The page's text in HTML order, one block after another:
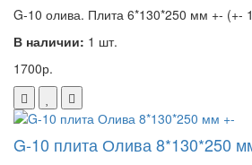
G-10 олива. Плита 6*130*250 мм +- (+-
В наличии: 1 шт.
1700р.
G-10 плита Олива 8*130*250